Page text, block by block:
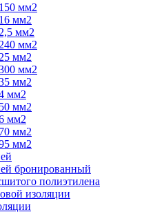
мм2
мм2
мм2
мм2
мм2
мм2
мм2
мм2
мм2
мм2
мм2
мм2
бронированный
полиэтилена
изоляции